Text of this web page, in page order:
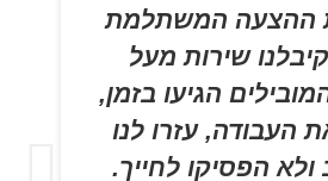
ההצעה המשתלמת
שירות מעל
הגיעו בזמן,
העבודה, עזרו לנו
הפסיקו לחייך.